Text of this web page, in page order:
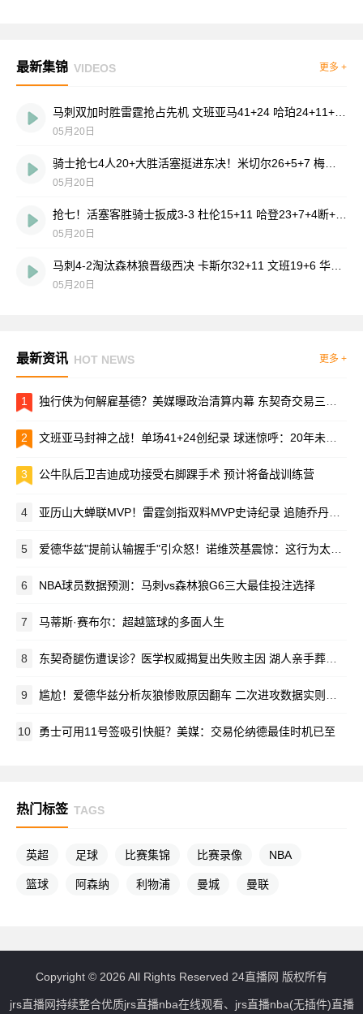
最新集锦 VIDEOS 更多 +
05月20日
05月20日
05月20日
05月20日
最新资讯 HOT NEWS 更多 +
1 独行侠为何解雇基德？美媒曝政治清算内幕 东契奇交易三主谋仅剩老板
2 文班亚马封神之战！单场41+24创纪录 球迷惊呼：20年未见如此怪物
3 公牛队后卫吉迪成功接受右脚踝手术 预计将备战训练营
4 亚历山大蝉联MVP！雷霆剑指双料MVP史诗纪录 追随乔丹与詹皇脚步
5 爱德华兹"提前认输握手"引众怒！诺维茨基震惊：这行为太离谱
6 NBA球员数据预测：马刺vs森林狼G6三大最佳投注选择
7 马蒂斯·赛布尔：超越篮球的多面人生
8 东契奇腿伤遭误诊？医学权威揭复出失败主因 湖人亲手葬送赛季
9 尴尬！爱德华兹分析灰狼惨败原因翻车 二次进攻数据实则领先马刺
10 勇士可用11号签吸引快艇？美媒：交易伦纳德最佳时机已至
热门标签 TAGS
英超 足球 比赛集锦 比赛录像 NBA
篮球 阿森纳 利物浦 曼城 曼联
Copyright © 2026 All Rights Reserved 24直播网 版权所有
jrs直播网持续整合优质jrs直播nba在线观看、jrs直播nba(无插件)直播